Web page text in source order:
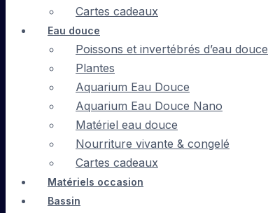
Cartes cadeaux
Eau douce
Poissons et invertébrés d’eau douce
Plantes
Aquarium Eau Douce
Aquarium Eau Douce Nano
Matériel eau douce
Nourriture vivante & congelé
Cartes cadeaux
Matériels occasion
Bassin